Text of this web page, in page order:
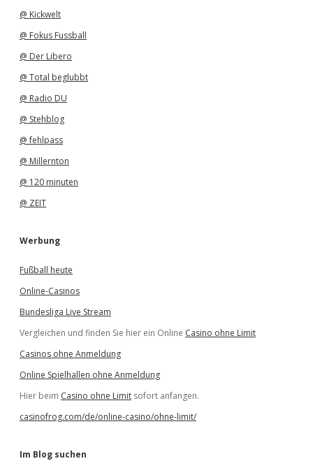
@ Kickwelt
@ Fokus Fussball
@ Der Libero
@ Total beglubbt
@ Radio DU
@ Stehblog
@ fehlpass
@ Millernton
@ 120 minuten
@ ZEIT
Werbung
Fußball heute
Online-Casinos
Bundesliga Live Stream
Vergleichen und finden Sie hier ein Online Casino ohne Limit
Casinos ohne Anmeldung
Online Spielhallen ohne Anmeldung
Hier beim Casino ohne Limit sofort anfangen.
casinofrog.com/de/online-casino/ohne-limit/
Im Blog suchen